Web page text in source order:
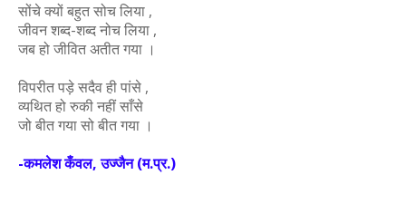
सोंचे क्यों बहुत सोच लिया ,
जीवन शब्द-शब्द नोच लिया ,
जब हो जीवित अतीत गया ।
विपरीत पड़े सदैव ही पांसे ,
व्यथित हो रुकी नहीं साँसे
जो बीत गया सो बीत गया ।
-कमलेश कँवल, उज्जैन (म.प्र.)